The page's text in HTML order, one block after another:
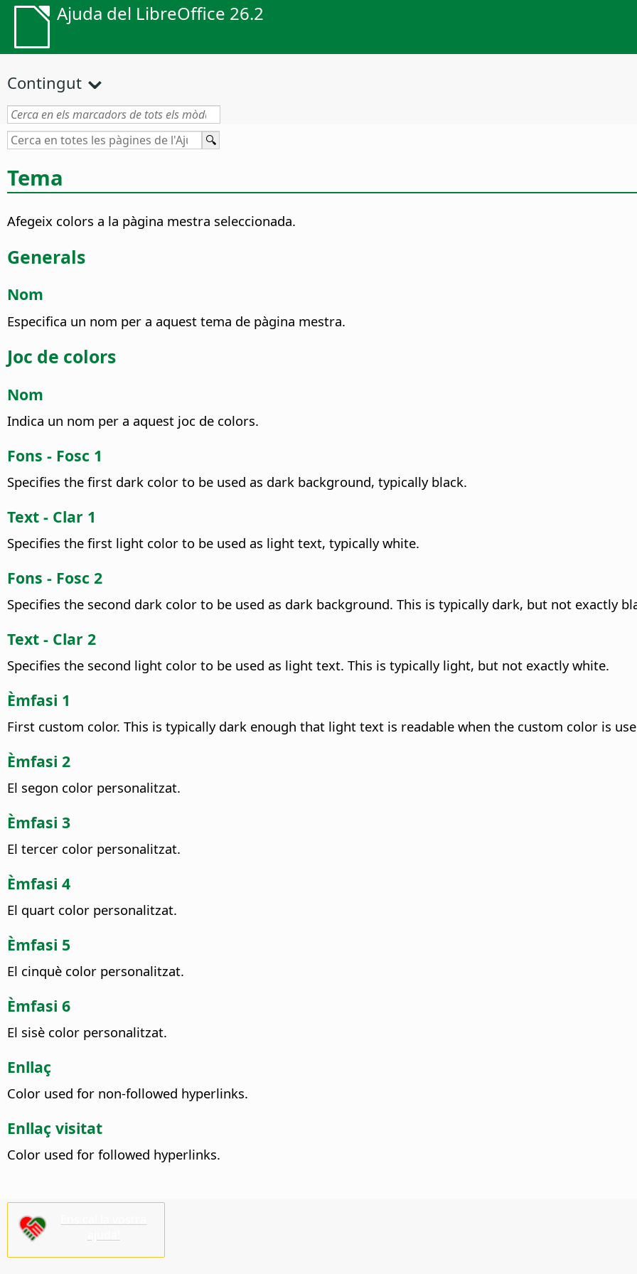
Ajuda del LibreOffice 26.2
Contingut
Tema
Afegeix colors a la pàgina mestra seleccionada.
Generals
Nom
Especifica un nom per a aquest tema de pàgina mestra.
Joc de colors
Nom
Indica un nom per a aquest joc de colors.
Fons - Fosc 1
Specifies the first dark color to be used as dark background, typically black.
Text - Clar 1
Specifies the first light color to be used as light text, typically white.
Fons - Fosc 2
Specifies the second dark color to be used as dark background. This is typically dark, but not exactly
Text - Clar 2
Specifies the second light color to be used as light text. This is typically light, but not exactly white.
Èmfasi 1
First custom color. This is typically dark enough that light text is readable when the custom color is
Èmfasi 2
El segon color personalitzat.
Èmfasi 3
El tercer color personalitzat.
Èmfasi 4
El quart color personalitzat.
Èmfasi 5
El cinquè color personalitzat.
Èmfasi 6
El sisè color personalitzat.
Enllaç
Color used for non-followed hyperlinks.
Enllaç visitat
Color used for followed hyperlinks.